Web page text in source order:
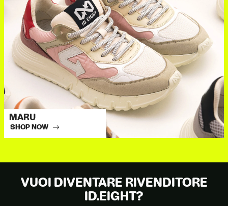
MARU
SHOP NOW
VUOI DIVENTARE RIVENDITORE
ID.EIGHT?